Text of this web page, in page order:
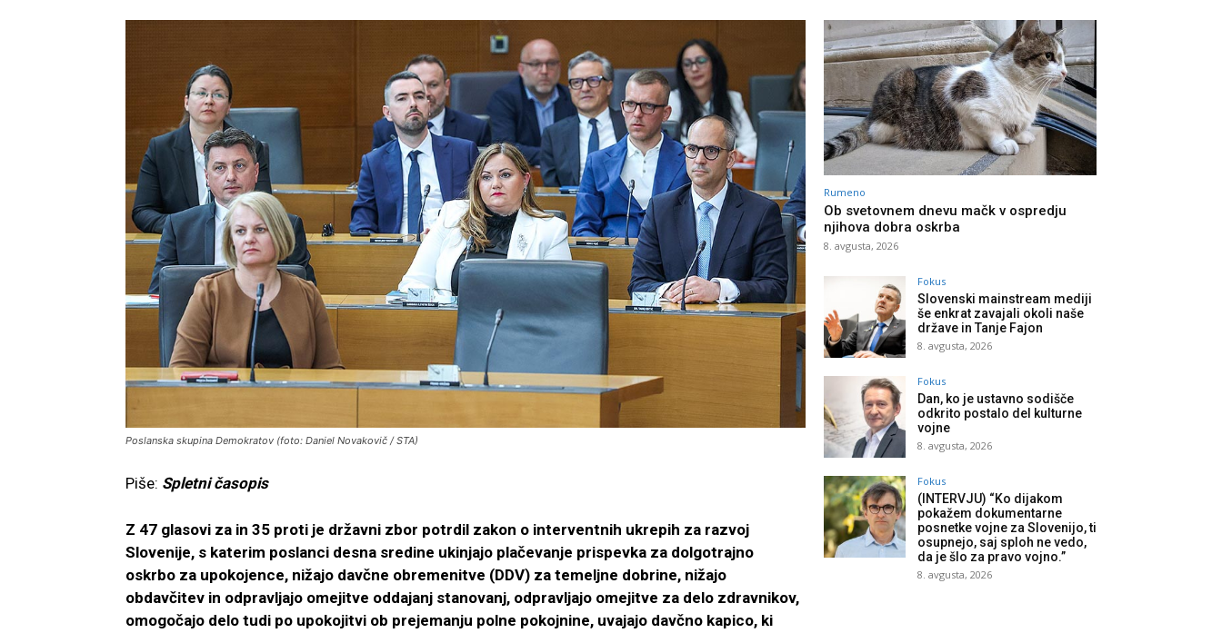
Poslanska skupina Demokratov (foto: Daniel Novakovič / STA)
Piše: Spletni časopis
Z 47 glasovi za in 35 proti je državni zbor potrdil zakon o interventnih ukrepih za razvoj
Slovenije, s katerim poslanci desna sredine ukinjajo plačevanje prispevka za dolgotrajno
oskrbo za upokojence, nižajo davčne obremenitve (DDV) za temeljne dobrine, nižajo
obdavčitev in odpravljajo omejitve oddajanj stanovanj, odpravljajo omejitve za delo zdravnikov,
omogočajo delo tudi po upokojitvi ob prejemanju polne pokojnine, uvajajo davčno kapico, ki
Rumeno
Ob svetovnem dnevu mačk v ospredju
njihova dobra oskrba
8. avgusta, 2026
Fokus
Slovenski mainstream mediji
še enkrat zavajali okoli naše
države in Tanje Fajon
8. avgusta, 2026
Fokus
Dan, ko je ustavno sodišče
odkrito postalo del kulturne
vojne
8. avgusta, 2026
Fokus
(INTERVJU) “Ko dijakom
pokažem dokumentarne
posnetke vojne za Slovenijo, ti
osupnejo, saj sploh ne vedo,
da je šlo za pravo vojno.”
8. avgusta, 2026